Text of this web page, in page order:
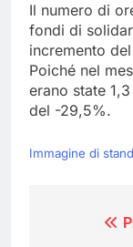
Il numero di
fondi di
incremento
Poiché nel
erano state
del -29,5%.
Immagine di